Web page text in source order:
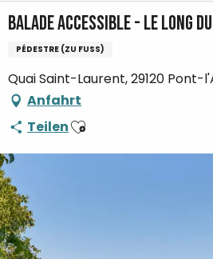
Balade accessible - Le long
PÉDESTRE (ZU FUSS)
Quai Saint-Laurent, 29120 Pont-
Anfahrt
TeilenAjouter aux favoris